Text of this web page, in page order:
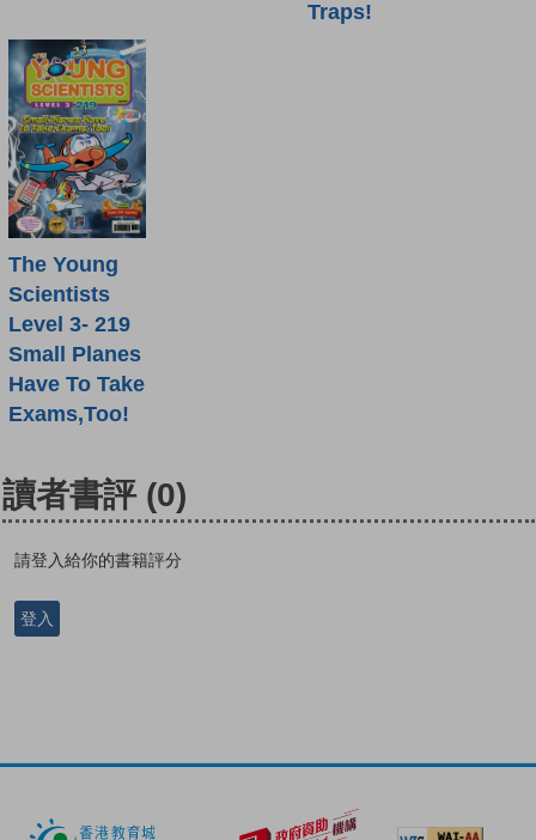
Traps!
The Young
Scientists
Level 3- 219
Small Planes
Have To Take
Exams,Too!
讀者書評 (0)
請登入給你的書籍評分
登入